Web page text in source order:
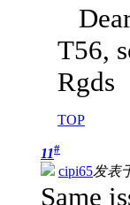
T56,
Rgds
TOP
11#
cipi65发表
Same